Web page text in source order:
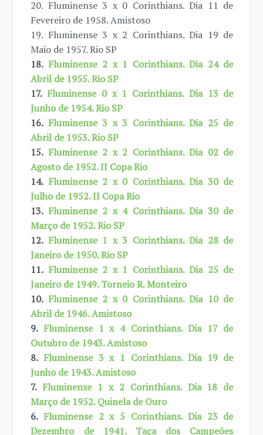
20. Fluminense 3 x 0 Corinthians. Dia 11 de
Fevereiro de 1958. Amistoso
19. Fluminense 3 x 2 Corinthians. Dia 19 de
Maio de 1957. Rio SP
18. Fluminense 2 x 1 Corinthians. Dia 24 de
Abril de 1955. Rio SP
17. Fluminense 0 x 1 Corinthians. Dia 13 de
Junho de 1954. Rio SP
16. Fluminense 3 x 3 Corinthians. Dia 25 de
Abril de 1953. Rio SP
15. Fluminense 2 x 2 Corinthians. Dia 02 de
Agosto de 1952. II Copa Rio
14. Fluminense 2 x 0 Corinthians. Dia 30 de
Julho de 1952. II Copa Rio
13. Fluminense 2 x 4 Corinthians. Dia 30 de
Março de 1952. Rio SP
12. Fluminense 1 x 3 Corinthians. Dia 28 de
Janeiro de 1950. Rio SP
11. Fluminense 2 x 1 Corinthians. Dia 25 de
Janeiro de 1949. Torneio R. Monteiro
10. Fluminense 2 x 0 Corinthians. Dia 10 de
Abril de 1946. Amistoso
9. Fluminense 1 x 4 Corinthians. Dia 17 de
Outubro de 1943. Amistoso
8. Fluminense 3 x 1 Corinthians. Dia 19 de
Junho de 1943. Amistoso
7. Fluminense 1 x 2 Corinthians. Dia 18 de
Março de 1952. Quinela de Ouro
6. Fluminense 2 x 5 Corinthians. Dia 23 de
Dezembro de 1941. Taça dos Campeões